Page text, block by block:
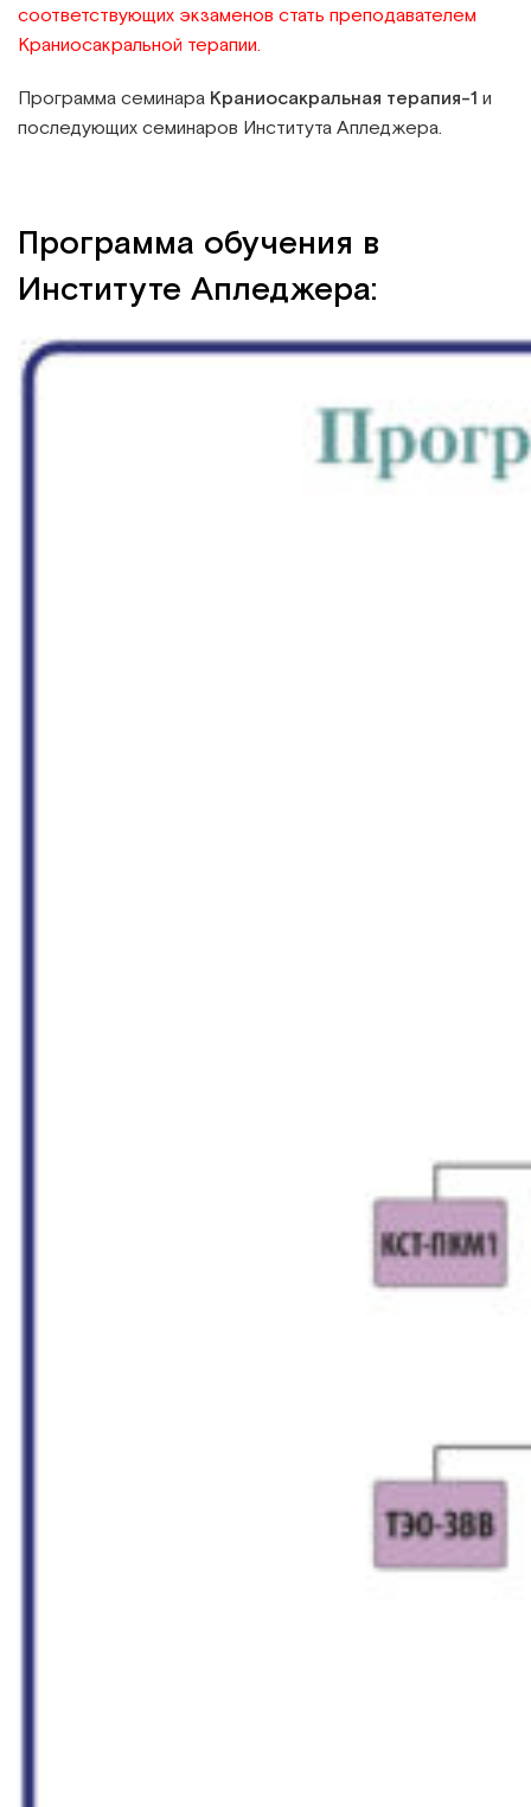
соответствующих экзаменов стать преподавателем
Краниосакральной терапии.
Программа семинара Краниосакральная терапия-1 и
последующих семинаров Института Апледжера.
Программа обучения в
Институте Апледжера: